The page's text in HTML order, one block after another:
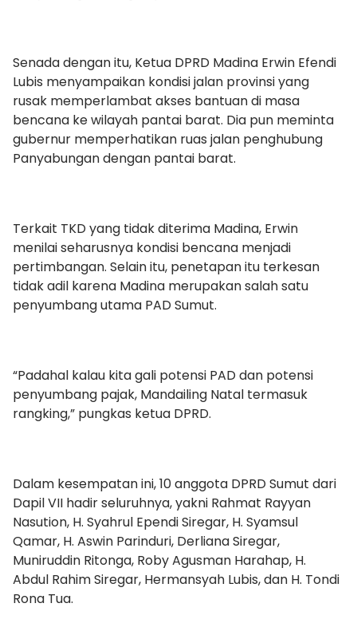
Senada dengan itu, Ketua DPRD Madina Erwin Efendi
Lubis menyampaikan kondisi jalan provinsi yang
rusak memperlambat akses bantuan di masa
bencana ke wilayah pantai barat. Dia pun meminta
gubernur memperhatikan ruas jalan penghubung
Panyabungan dengan pantai barat.
Terkait TKD yang tidak diterima Madina, Erwin
menilai seharusnya kondisi bencana menjadi
pertimbangan. Selain itu, penetapan itu terkesan
tidak adil karena Madina merupakan salah satu
penyumbang utama PAD Sumut.
“Padahal kalau kita gali potensi PAD dan potensi
penyumbang pajak, Mandailing Natal termasuk
rangking,” pungkas ketua DPRD.
Dalam kesempatan ini, 10 anggota DPRD Sumut dari
Dapil VII hadir seluruhnya, yakni Rahmat Rayyan
Nasution, H. Syahrul Ependi Siregar, H. Syamsul
Qamar, H. Aswin Parinduri, Derliana Siregar,
Muniruddin Ritonga, Roby Agusman Harahap, H.
Abdul Rahim Siregar, Hermansyah Lubis, dan H. Tondi
Rona Tua.